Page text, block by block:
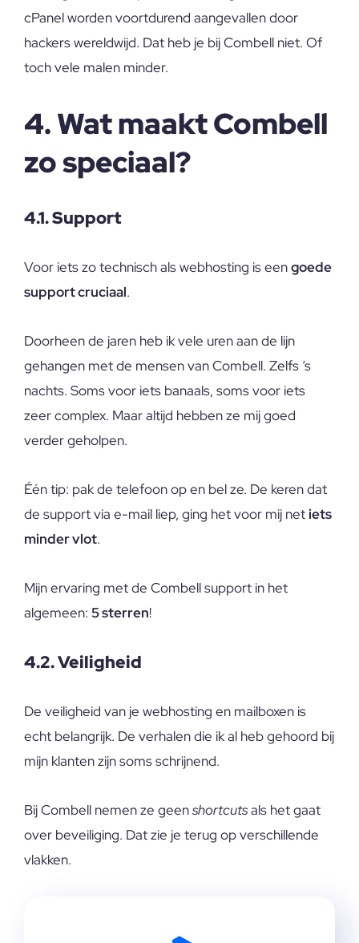
cPanel worden voortdurend aangevallen door
hackers wereldwijd. Dat heb je bij Combell niet. Of
toch vele malen minder.
4. Wat maakt Combell
zo speciaal?
4.1. Support
Voor iets zo technisch als webhosting is eengoede
support cruciaal.
Doorheen de jaren heb ik vele uren aan de lijn
gehangen met de mensen van Combell. Zelfs ‘s
nachts. Soms voor iets banaals, soms voor iets
zeer complex. Maar altijd hebben ze mij goed
verder geholpen.
Één tip: pak de telefoon op en bel ze. De keren dat
de support via e-mail liep, ging het voor mij netiets
minder vlot.
Mijn ervaring met de Combell support in het
algemeen: 5 sterren!
4.2. Veiligheid
De veiligheid van je webhosting en mailboxen is
echt belangrijk. De verhalen die ik al heb gehoord bij
mijn klanten zijn soms schrijnend.
Bij Combell nemen ze geenshortcutsals het gaat
over beveiliging. Dat zie je terug op verschillende
vlakken.